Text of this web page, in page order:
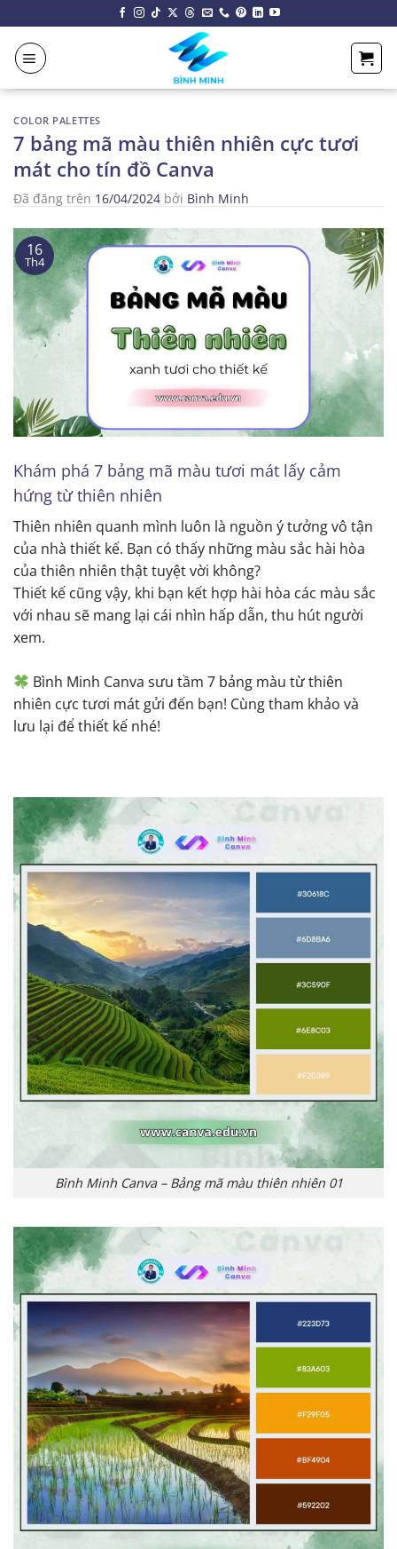
đến
nội
dung
COLOR PALETTES
7 bảng mã màu thiên nhiên cực tươi
mát cho tín đồ Canva
Đã đăng trên 16/04/2024 bởi Bình Minh
16
Th4
Khám phá 7 bảng mã màu tươi mát lấy cảm
hứng từ thiên nhiên
Thiên nhiên quanh mình luôn là nguồn ý tưởng vô tận
của nhà thiết kế. Bạn có thấy những màu sắc hài hòa
của thiên nhiên thật tuyệt vời không?
Thiết kế cũng vậy, khi bạn kết hợp hài hòa các màu sắc
với nhau sẽ mang lại cái nhìn hấp dẫn, thu hút người
xem.
Bình Minh Canva sưu tầm 7 bảng màu từ thiên
nhiên cực tươi mát gửi đến bạn! Cùng tham khảo và
lưu lại để thiết kế nhé!
Bình Minh Canva – Bảng mã màu thiên nhiên 01